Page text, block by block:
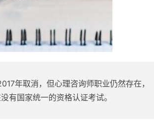
年取消，但心理咨询师职业仍然存在，
有国家统一的资格认证考试。